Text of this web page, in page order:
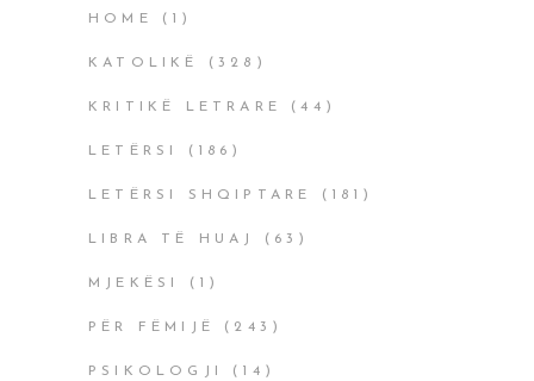
HOME (1)
KATOLIKË (328)
KRITIKË LETRARE (44)
LETËRSI (186)
LETËRSI SHQIPTARE (181)
LIBRA TË HUAJ (63)
MJEKËSI (1)
PËR FËMIJË (243)
PSIKOLOGJI (14)